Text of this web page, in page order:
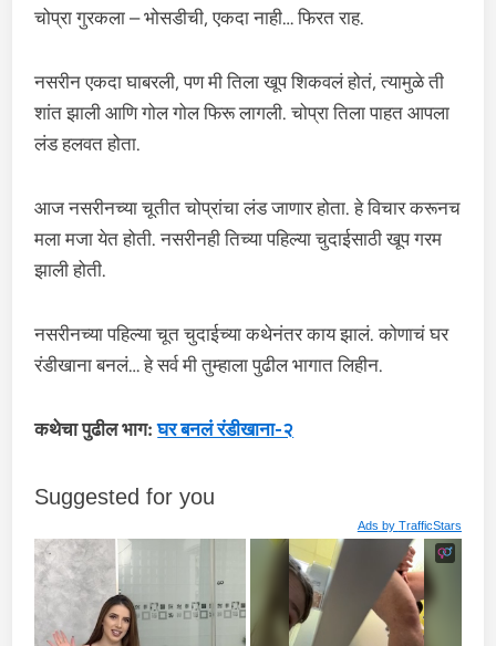
चोप्रा गुरकला – भोसडीची, एकदा नाही… फिरत राह.
नसरीन एकदा घाबरली, पण मी तिला खूप शिकवलं होतं, त्यामुळे ती
शांत झाली आणि गोल गोल फिरू लागली. चोप्रा तिला पाहत आपला
लंड हलवत होता.
आज नसरीनच्या चूतीत चोप्रांचा लंड जाणार होता. हे विचार करूनच
मला मजा येत होती. नसरीनही तिच्या पहिल्या चुदाईसाठी खूप गरम
झाली होती.
नसरीनच्या पहिल्या चूत चुदाईच्या कथेनंतर काय झालं. कोणाचं घर
रंडीखाना बनलं… हे सर्व मी तुम्हाला पुढील भागात लिहीन.
कथेचा पुढील भाग:घर बनलं रंडीखाना-२
Suggested for you
Ads by TrafficStars